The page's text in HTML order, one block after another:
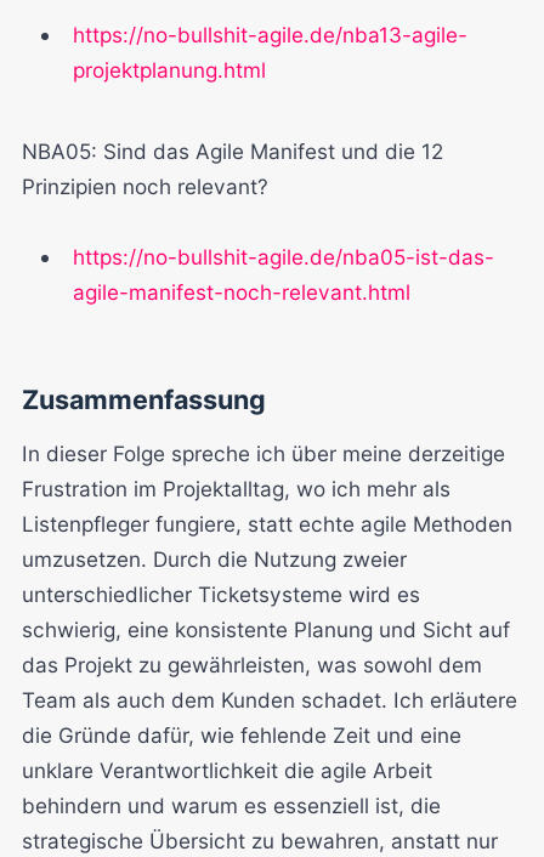
https://no-bullshit-agile.de/nba13-agile-
projektplanung.html
NBA05: Sind das Agile Manifest und die 12
Prinzipien noch relevant?
https://no-bullshit-agile.de/nba05-ist-das-
agile-manifest-noch-relevant.html
Zusammenfassung
In dieser Folge spreche ich über meine derzeitige
Frustration im Projektalltag, wo ich mehr als
Listenpfleger fungiere, statt echte agile Methoden
umzusetzen. Durch die Nutzung zweier
unterschiedlicher Ticketsysteme wird es
schwierig, eine konsistente Planung und Sicht auf
das Projekt zu gewährleisten, was sowohl dem
Team als auch dem Kunden schadet. Ich erläutere
die Gründe dafür, wie fehlende Zeit und eine
unklare Verantwortlichkeit die agile Arbeit
behindern und warum es essenziell ist, die
strategische Übersicht zu bewahren, anstatt nur